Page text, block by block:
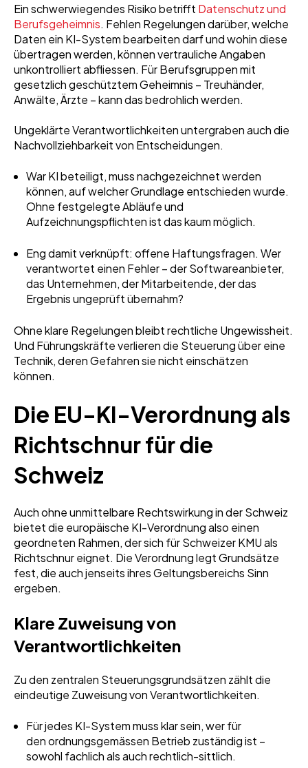
Ein schwerwiegendes Risiko betrifft Datenschutz und
Berufsgeheimnis. Fehlen Regelungen darüber, welche
Daten ein KI-System bearbeiten darf und wohin diese
übertragen werden, können vertrauliche Angaben
unkontrolliert abfliessen. Für Berufsgruppen mit
gesetzlich geschütztem Geheimnis – Treuhänder,
Anwälte, Ärzte – kann das bedrohlich werden.
Ungeklärte Verantwortlichkeiten untergraben auch die
Nachvollziehbarkeit von Entscheidungen.
War KI beteiligt, muss nachgezeichnet werden
können, auf welcher Grundlage entschieden wurde.
Ohne festgelegte Abläufe und
Aufzeichnungspflichten ist das kaum möglich.
Eng damit verknüpft: offene Haftungsfragen. Wer
verantwortet einen Fehler – der Softwareanbieter,
das Unternehmen, der Mitarbeitende, der das
Ergebnis ungeprüft übernahm?
Ohne klare Regelungen bleibt rechtliche Ungewissheit.
Und Führungskräfte verlieren die Steuerung über eine
Technik, deren Gefahren sie nicht einschätzen
können.
Die EU-KI-Verordnung als
Richtschnur für die
Schweiz
Auch ohne unmittelbare Rechtswirkung in der Schweiz
bietet die europäische KI-Verordnung also einen
geordneten Rahmen, der sich für Schweizer KMU als
Richtschnur eignet. Die Verordnung legt Grundsätze
fest, die auch jenseits ihres Geltungsbereichs Sinn
ergeben.
Klare Zuweisung von
Verantwortlichkeiten
Zu den zentralen Steuerungsgrundsätzen zählt die
eindeutige Zuweisung von Verantwortlichkeiten.
Für jedes KI-System muss klar sein, wer für
den ordnungsgemässen Betrieb zuständig ist –
sowohl fachlich als auch rechtlich-sittlich.